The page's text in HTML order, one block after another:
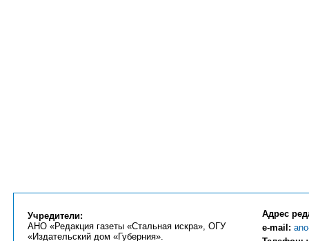
Учредители:
АНО «Редакция газеты «Стальная искра», ОГУ
«Издательский дом «Губерния».
Адрес
e-mail: